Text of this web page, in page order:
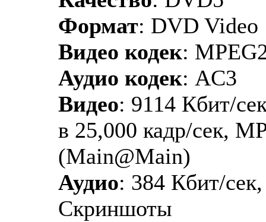
Формат: DVD Video
Видео кодек:
Аудио кодек: AC3
Видео: 9114 Кбит/
в 25,000 кадр/сек,
(Main@Main)
Аудио: 384 Кбит/
Скриншоты